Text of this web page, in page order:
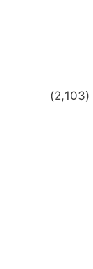
(2,103)